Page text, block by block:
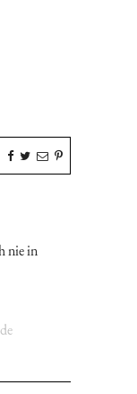
nie in